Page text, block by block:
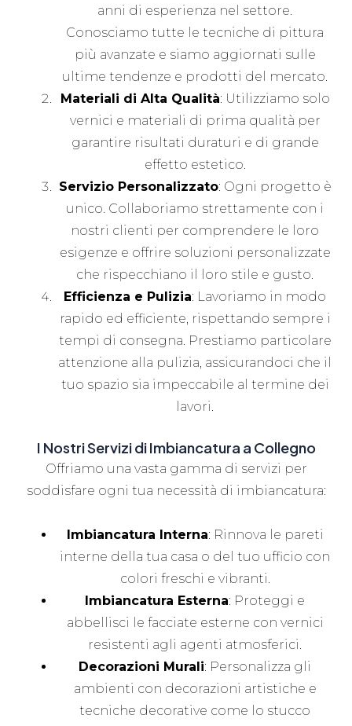
anni di esperienza nel settore.
Conosciamo tutte le tecniche di pittura
più avanzate e siamo aggiornati sulle
ultime tendenze e prodotti del mercato.
Materiali di Alta Qualità: Utilizziamo solo
vernici e materiali di prima qualità per
garantire risultati duraturi e di grande
effetto estetico.
Servizio Personalizzato: Ogni progetto è
unico. Collaboriamo strettamente con i
nostri clienti per comprendere le loro
esigenze e offrire soluzioni personalizzate
che rispecchiano il loro stile e gusto.
Efficienza e Pulizia: Lavoriamo in modo
rapido ed efficiente, rispettando sempre i
tempi di consegna. Prestiamo particolare
attenzione alla pulizia, assicurandoci che il
tuo spazio sia impeccabile al termine dei
lavori.
I Nostri Servizi di Imbiancatura a Collegno
Offriamo una vasta gamma di servizi per
soddisfare ogni tua necessità di imbiancatura:
Imbiancatura Interna: Rinnova le pareti
interne della tua casa o del tuo ufficio con
colori freschi e vibranti.
Imbiancatura Esterna: Proteggi e
abbellisci le facciate esterne con vernici
resistenti agli agenti atmosferici.
Decorazioni Murali: Personalizza gli
ambienti con decorazioni artistiche e
tecniche decorative come lo stucco